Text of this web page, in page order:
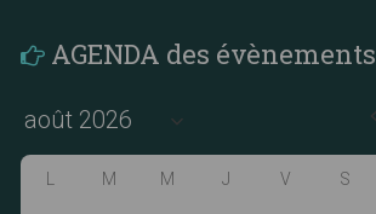
AGENDA des évènements
M M J V S